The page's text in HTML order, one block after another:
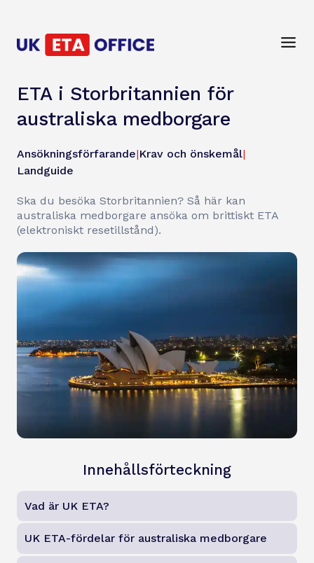
ETA i Storbritannien för
australiska medborgare
Ansökningsförfarande|Krav och önskemål|
Landguide
Ska du besöka Storbritannien? Så här kan
australiska medborgare ansöka om brittiskt ETA
(elektroniskt resetillstånd).
Innehållsförteckning
Vad är UK ETA?
UK ETA-fördelar för australiska medborgare